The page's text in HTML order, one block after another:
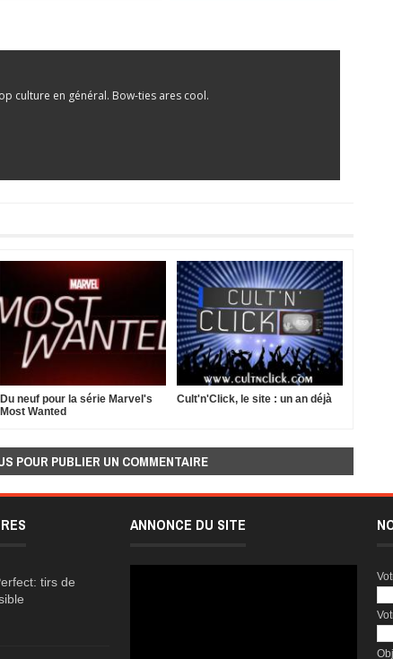
culture en général. Bow-ties ares cool.
Du neuf pour la série Marvel's
Most Wanted
Cult'n'Click, le site : un an déjà
POUR PUBLIER UN COMMENTAIRE
tirs de
ANNONCE DU SITE